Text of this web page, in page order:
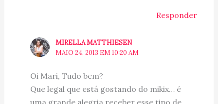
Responder
MIRELLA MATTHIESEN
MAIO 24, 2013 EM 10:20 AM
Oi Mari, Tudo bem?
Que legal que está gostando do mikix… é
uma grande alegria receber esse tipo de